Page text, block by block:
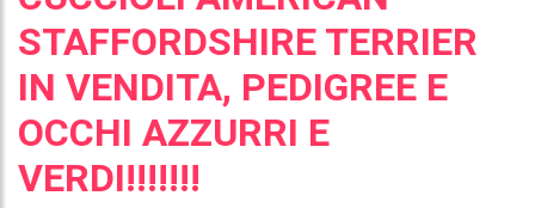
STAFFORDSHIRE TERRIER
IN VENDITA, PEDIGREE E
OCCHI AZZURRI E
VERDI!!!!!!!